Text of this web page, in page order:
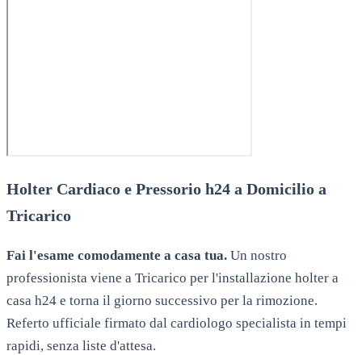
Holter Cardiaco e Pressorio h24 a Domicilio a
Tricarico
Fai l'esame comodamente a casa tua. Un nostro
professionista viene a Tricarico per l'installazione holter a
casa h24 e torna il giorno successivo per la rimozione.
Referto ufficiale firmato dal cardiologo specialista in tempi
rapidi, senza liste d'attesa.